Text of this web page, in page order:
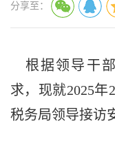
分享至：
根据领导干
求，现就2025年2
税务局领导接访